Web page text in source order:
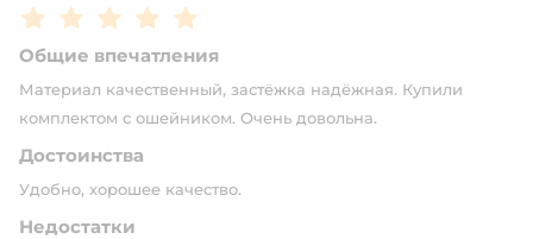
Рейтинг:5
Общие впечатления
Материал качественный, застёжка надёжная. Купили
комплектом с ошейником. Очень довольна.
Достоинства
Удобно, хорошее качество.
Недостатки